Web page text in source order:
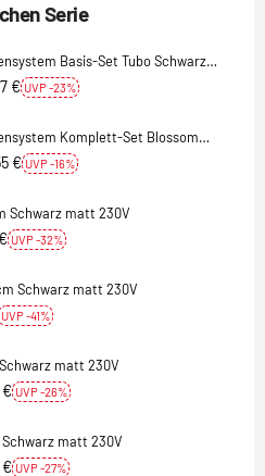
Serie
Basis-Set Tubo Schwarz
€ UVP -23%
Komplett-Set Blossom
inkl. G9 Leuchtmittel
€ UVP -16%
Schwarz matt 230V
UVP -32%
Schwarz matt 230V
UVP -41%
matt 230V
€ UVP -26%
matt 230V
€ UVP -27%